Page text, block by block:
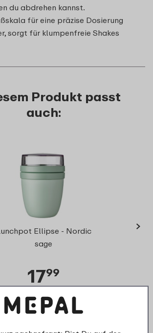
du abdrehen kannst.
für eine präzise Dosierung
sorgt für klumpenfreie Shakes
Produkt passt
auch:
Ellipse - Nordic
sage
1799
Details Bestellen
›